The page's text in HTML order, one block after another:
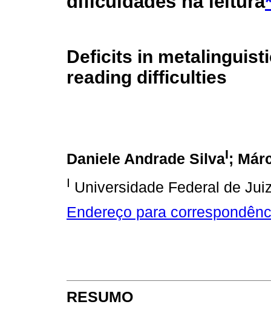
Deficits in
reading difficulties
Daniele Andrade SilvaI;
I Universidade Federal de
Endereço para
RESUMO